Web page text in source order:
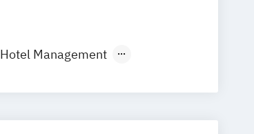
Hotel Management